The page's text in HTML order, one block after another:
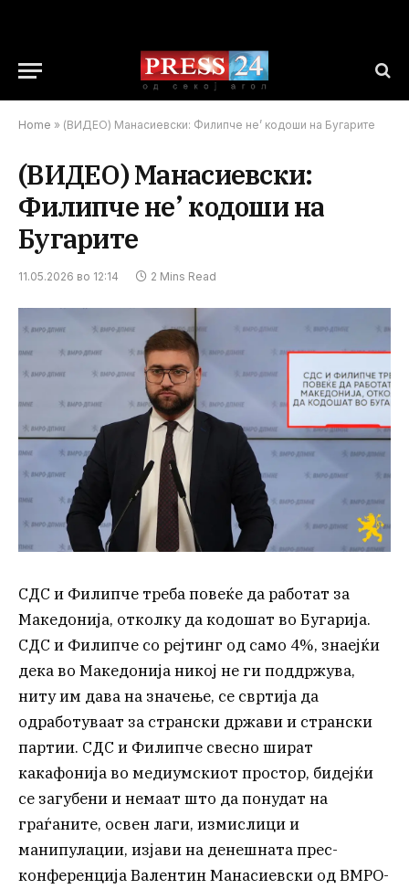
Home » (ВИДЕО) Манасиевски: Филипче не’ кодоши на Бугарите
(ВИДЕО) Манасиевски:
Филипче не’ кодоши на
Бугарите
11.05.2026 во 12:14 2 Mins Read
СДС и Филипче треба повеќе да работат за
Македонија, отколку да кодошат во Бугарија.
СДС и Филипче со рејтинг од само 4%, знаејќи
дека во Македонија никој не ги поддржува,
ниту им дава на значење, се свртија да
одработуваат за странски држави и странски
партии. СДС и Филипче свесно шират
какафонија во медиумскиот простор, бидејќи
се загубени и немаат што да понудат на
граѓаните, освен лаги, измислици и
манипулации, изјави на денешната прес-
конференција Валентин Манасиевски од ВМРО-